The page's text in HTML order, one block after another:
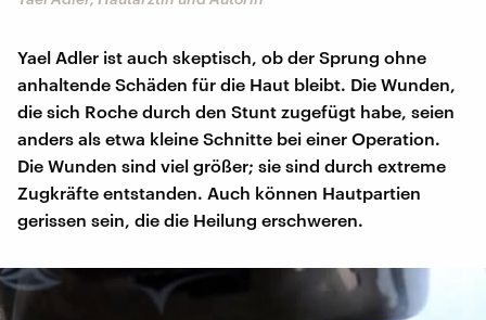
Yael Adler ist auch skeptisch, ob der Sprung ohne
anhaltende Schäden für die Haut bleibt. Die Wunden,
die sich Roche durch den Stunt zugefügt habe, seien
anders als etwa kleine Schnitte bei einer Operation.
Die Wunden sind viel größer; sie sind durch extreme
Zugkräfte entstanden. Auch können Hautpartien
gerissen sein, die die Heilung erschweren.